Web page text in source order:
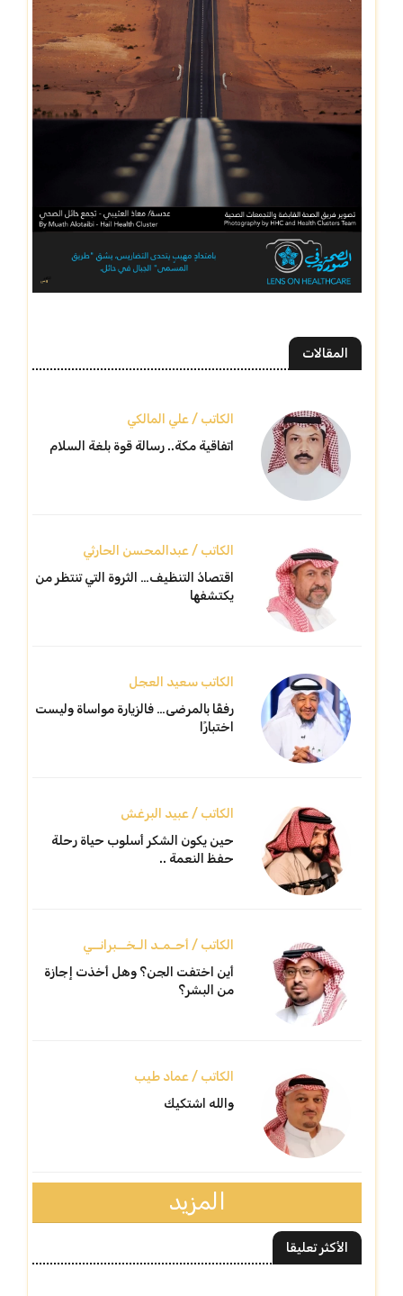
المقالات
الكاتب / علي المالكي
اتفاقية مكة.. رسالة قوة بلغة السلام
الكاتب / عبدالمحسن الحارثي
اقتصادُ التنظيف… الثروة التي تنتظر من
يكتشفها
الكاتب سعيد العجل
رفقًا بالمرضى… فالزيارة مواساة وليست
اختبارًا
الكاتب / عبيد البرغش
حين يكون الشكر أسلوب حياة رحلة
حفظ النعمة ..
الكاتب / أحـمـد الـخــبرانــي
أين اختفت الجن؟ وهل أخذت إجازة
من البشر؟
الكاتب / عماد طيب
والله اشتكيك
المزيد
الأكثر تعليقا